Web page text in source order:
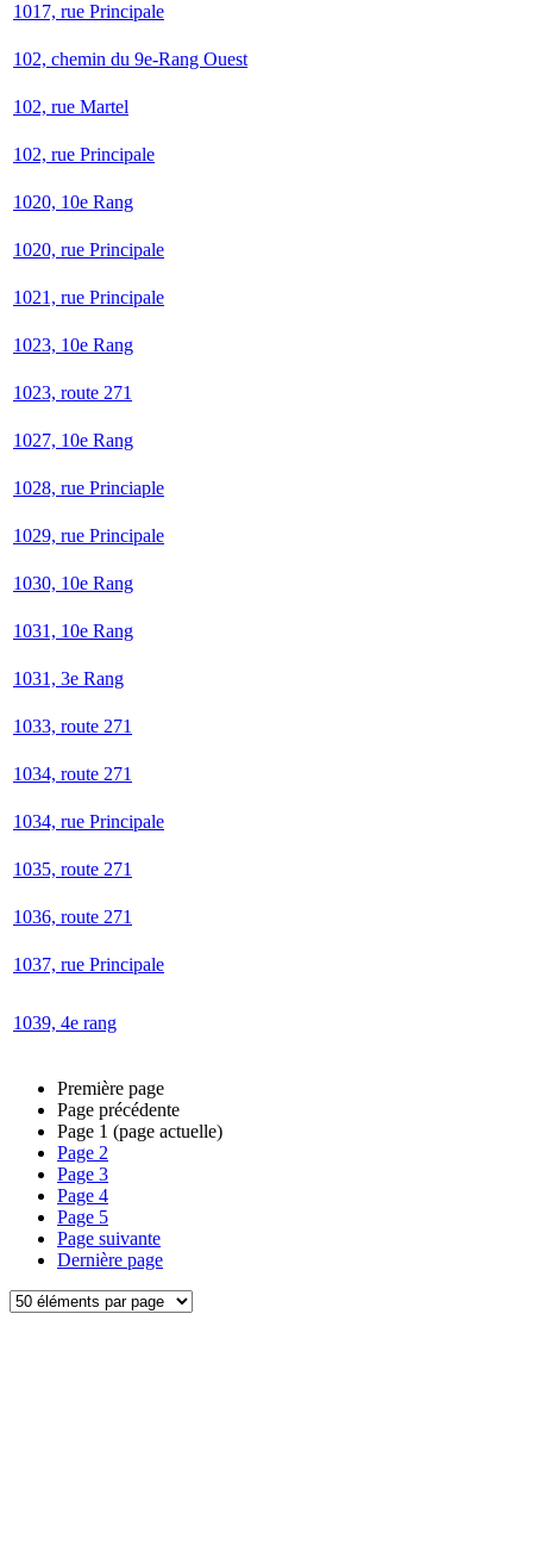
1017, rue Principale
102, chemin du 9e-Rang Ouest
102, rue Martel
102, rue Principale
1020, 10e Rang
1020, rue Principale
1021, rue Principale
1023, 10e Rang
1023, route 271
1027, 10e Rang
1028, rue Princiaple
1029, rue Principale
1030, 10e Rang
1031, 10e Rang
1031, 3e Rang
1033, route 271
1034, route 271
1034, rue Principale
1035, route 271
1036, route 271
1037, rue Principale
1039, 4e rang
Première page
Page précédente
Page 1 (page actuelle)
Page 2
Page 3
Page 4
Page 5
Page suivante
Dernière page